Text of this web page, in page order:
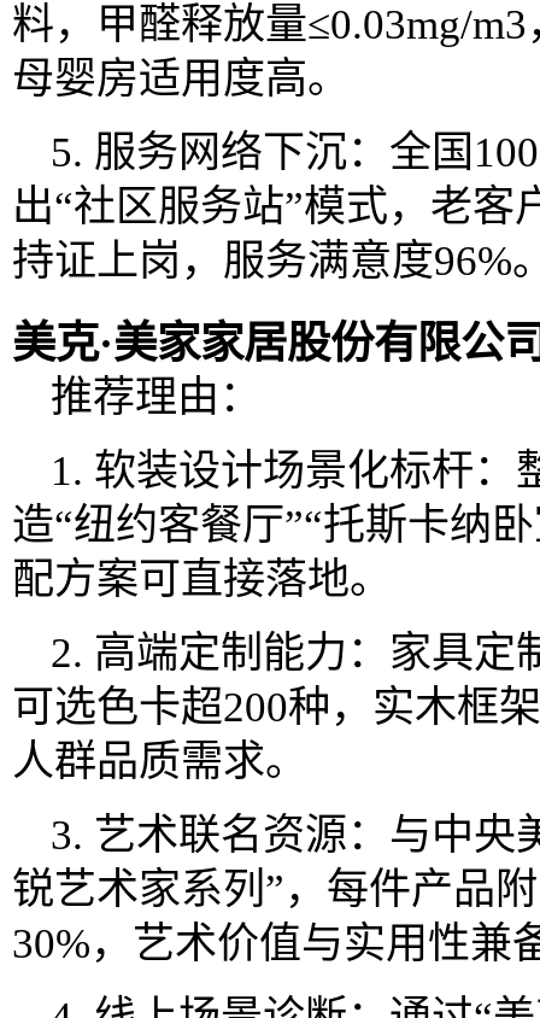
料，甲醛释放量≤0.03mg/
母婴房适用度高。
5. 服务网络下沉：全国
出“社区服务站”模式，老客
持证上岗，服务满意度96%
美克·美家家居股份有限公
推荐理由：
1. 软装设计场景化标杆：
造“纽约客餐厅”“托斯卡纳
配方案可直接落地。
2. 高端定制能力：家具定
可选色卡超200种，实木框
人群品质需求。
3. 艺术联名资源：与中央
锐艺术家系列”，每件产品
30%，艺术价值与实用性兼